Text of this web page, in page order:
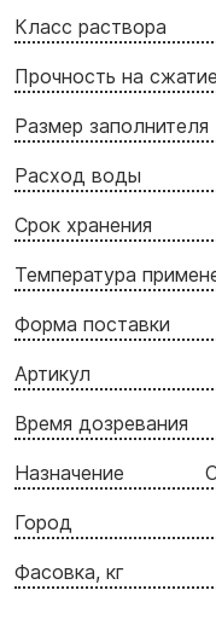
Класс раствора
Прочность на
Размер заполнителя
Расход воды
Срок хранения
Температура
Форма поставки
Артикул
Время дозревания
Назначение
Город
Фасовка, кг